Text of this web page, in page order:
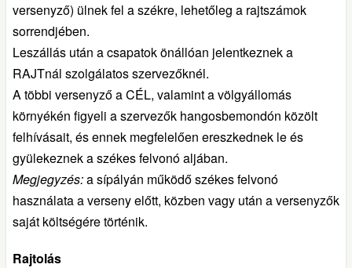
versenyző) ülnek fel a székre, lehetőleg a rajtszámok
sorrendjében.
Leszállás után a csapatok önállóan jelentkeznek a
RAJTnál szolgálatos szervezőknél.
A többi versenyző a CÉL, valamint a völgyállomás
környékén figyeli a szervezők hangosbemondón közölt
felhívásait, és ennek megfelelően ereszkednek le és
gyülekeznek a székes felvonó aljában.
Megjegyzés:a sípályán működő székes felvonó
használata a verseny előtt, közben vagy után a versenyzők
saját költségére történik.
Rajtolás